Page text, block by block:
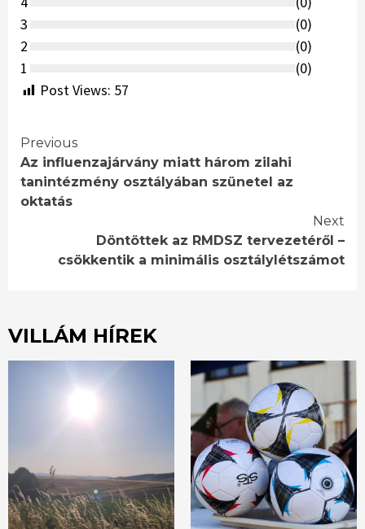
3
(0)
2
(0)
1
(0)
Post Views: 57
Continue
Reading
Previous
Az influenzajárvány miatt három zilahi
tanintézmény osztályában szünetel az
oktatás
Next
Döntöttek az RMDSZ tervezetéről –
csökkentik a minimális osztálylétszámot
VILLÁM HÍREK